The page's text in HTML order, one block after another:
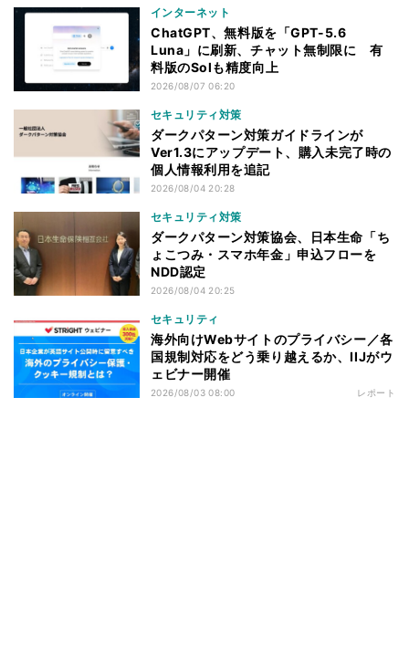
インターネット
ChatGPT、無料版を「GPT-5.6
Luna」に刷新、チャット無制限に 有
料版のSolも精度向上
2026/08/07 06:20
セキュリティ対策
ダークパターン対策ガイドラインが
Ver1.3にアップデート、購入未完了時の
個人情報利用を追記
2026/08/04 20:28
セキュリティ対策
ダークパターン対策協会、日本生命「ち
ょこつみ・スマホ年金」申込フローを
NDD認定
2026/08/04 20:25
セキュリティ
海外向けWebサイトのプライバシー／各
国規制対応をどう乗り越えるか、IIJがウ
ェビナー開催
2026/08/03 08:00 レポート